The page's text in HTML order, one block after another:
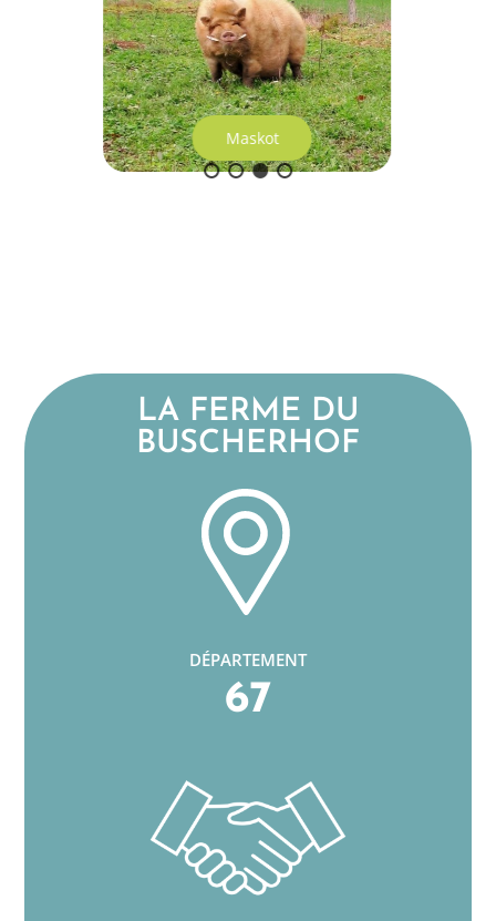
Maskot
LA FERME DU
BUSCHERHOF
DÉPARTEMENT
67